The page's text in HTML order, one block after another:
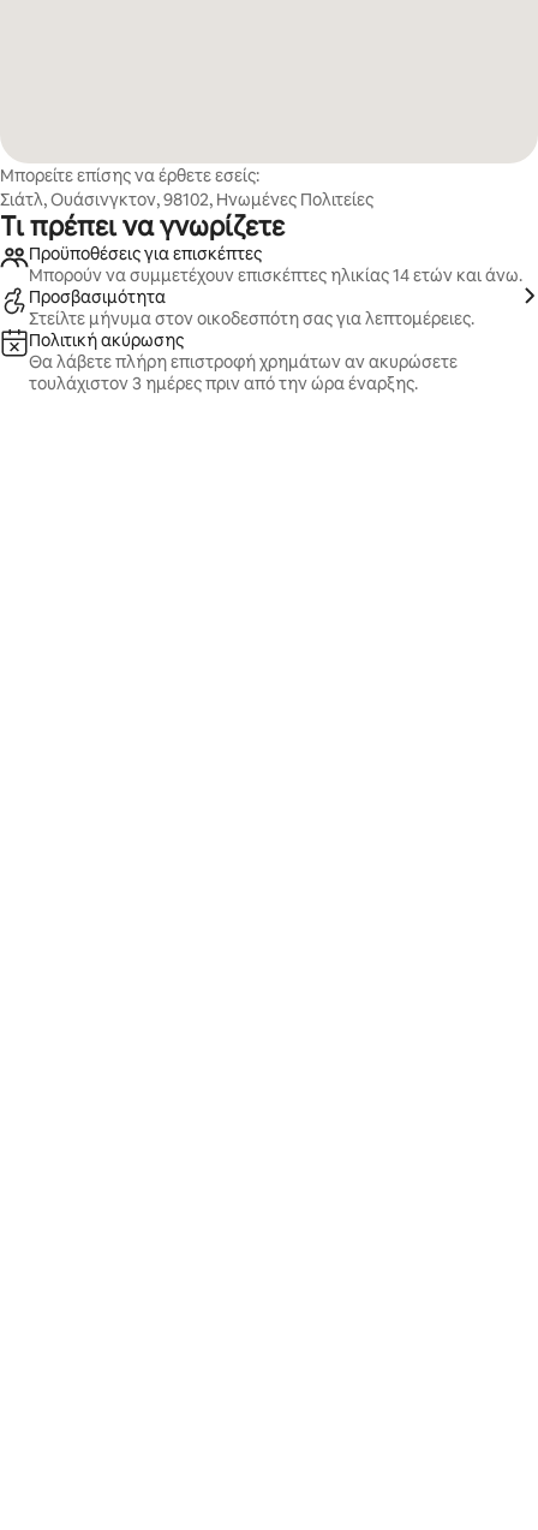
Μπορείτε επίσης να έρθετε εσείς:
Σιάτλ, Ουάσινγκτον, 98102, Ηνωμένες Πολιτείες
Τι πρέπει να γνωρίζετε
Προϋποθέσεις για επισκέπτες
Μπορούν να συμμετέχουν επισκέπτες ηλικίας 14 ετών και άνω.
Προσβασιμότητα
Στείλτε μήνυμα στον οικοδεσπότη σας για λεπτομέρειες.
Πολιτική ακύρωσης
Θα λάβετε πλήρη επιστροφή χρημάτων αν ακυρώσετε
τουλάχιστον 3 ημέρες πριν από την ώρα έναρξης.